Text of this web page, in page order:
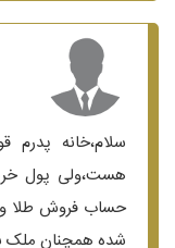
سلام،خانه پدرم
هست،ولی پول
حساب فروش طلا
شده همچنان ملک